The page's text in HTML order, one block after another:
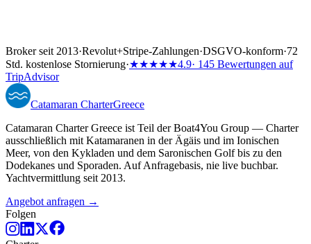
Broker seit 2013·Revolut+Stripe-Zahlungen·DSGVO-konform·72
Std. kostenlose Stornierung·★★★★★4.9· 145 Bewertungen auf
TripAdvisor
Catamaran CharterGreece
Catamaran Charter Greece ist Teil der Boat4You Group — Charter
ausschließlich mit Katamaranen in der Ägäis und im Ionischen
Meer, von den Kykladen und dem Saronischen Golf bis zu den
Dodekanes und Sporaden. Auf Anfragebasis, nie live buchbar.
Yachtvermittlung seit 2013.
Angebot anfragen →
Folgen